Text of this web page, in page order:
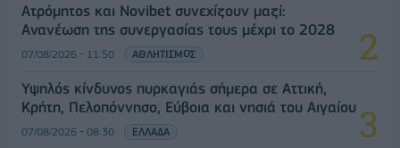
Ατρόμητος και Novibet συνεχίζουν μαζί:
Ανανέωση της συνεργασίας τους μέχρι το 2028
07/08/2026 - 11:50 ΑΘΛΗΤΙΣΜΟΣ
Υψηλός κίνδυνος πυρκαγιάς σήμερα σε Αττική,
Κρήτη, Πελοπόννησο, Εύβοια και νησιά του Αιγαίου
07/08/2026 - 08:30 ΕΛΛΑΔΑ